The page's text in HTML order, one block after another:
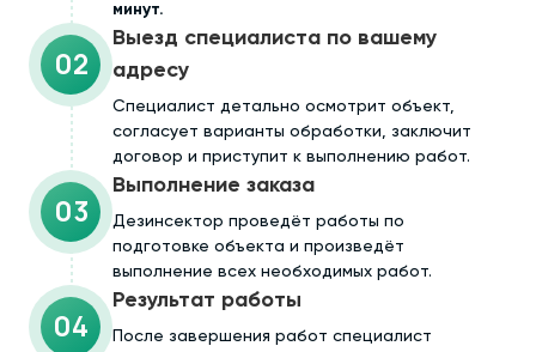
минут.
02
Выезд специалиста по вашему
адресу
Cпециалист детально осмотрит объект,
согласует варианты обработки, заключит
договор и приступит к выполнению работ.
03
Выполнение заказа
Дезинсектор проведёт работы по
подготовке объекта и произведёт
выполнение всех необходимых работ.
04
Результат работы
После завершения работ специалист